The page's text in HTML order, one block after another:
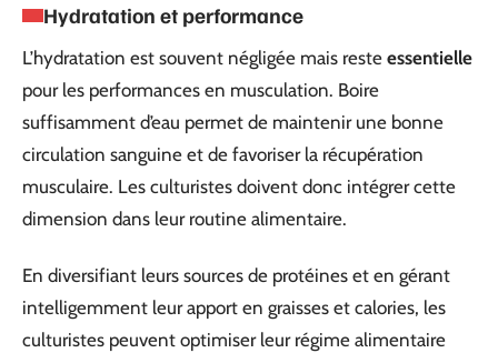
Hydratation et performance
L’hydratation est souvent négligée mais reste essentielle
pour les performances en musculation. Boire
suffisamment d’eau permet de maintenir une bonne
circulation sanguine et de favoriser la récupération
musculaire. Les culturistes doivent donc intégrer cette
dimension dans leur routine alimentaire.
En diversifiant leurs sources de protéines et en gérant
intelligemment leur apport en graisses et calories, les
culturistes peuvent optimiser leur régime alimentaire